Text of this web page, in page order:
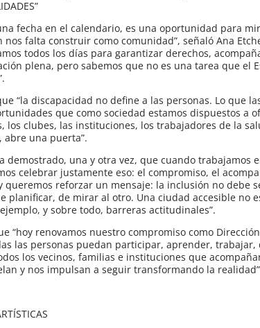
fecha en el calendario, es una oportunidad para
nos falta construir como comunidad”, señaló Ana
todos los días para garantizar derechos,
plena, pero sabemos que no es una tarea que el
“la discapacidad no define a las personas. Lo que
que como sociedad estamos dispuestos a
los clubes, las instituciones, los trabajadores de la
abre una puerta”.
demostrado, una y otra vez, que cuando
celebrar justamente eso: el compromiso, el
queremos reforzar un mensaje: la inclusión no debe
planificar, de mirar al otro. Una ciudad accesible no
y sobre todo, barreras actitudinales”.
“hoy renovamos nuestro compromiso como
las personas puedan participar, aprender,
los vecinos, familias e instituciones que
y nos impulsan a seguir transformando la